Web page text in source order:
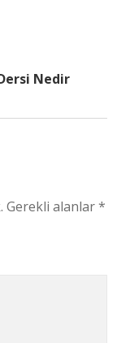
Nedir
Gerekli alanlar*